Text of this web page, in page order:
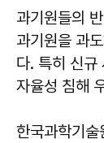
과기원들의
과기원을 과
다. 특히 신규
자율성 침해
한국과학기